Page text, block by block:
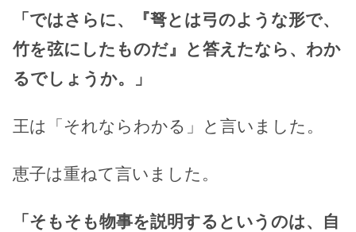
「ではさらに、『弩とは弓のような形で、
竹を弦にしたものだ』と答えたなら、わか
るでしょうか。」
王は「それならわかる」と言いました。
恵子は重ねて言いました。
「そもそも物事を説明するというのは、自